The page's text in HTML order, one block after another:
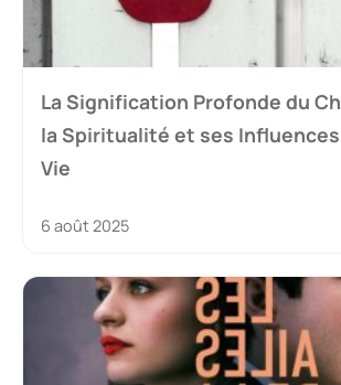
La Signification Profonde du
la Spiritualité et ses
Vie
6 août 2025